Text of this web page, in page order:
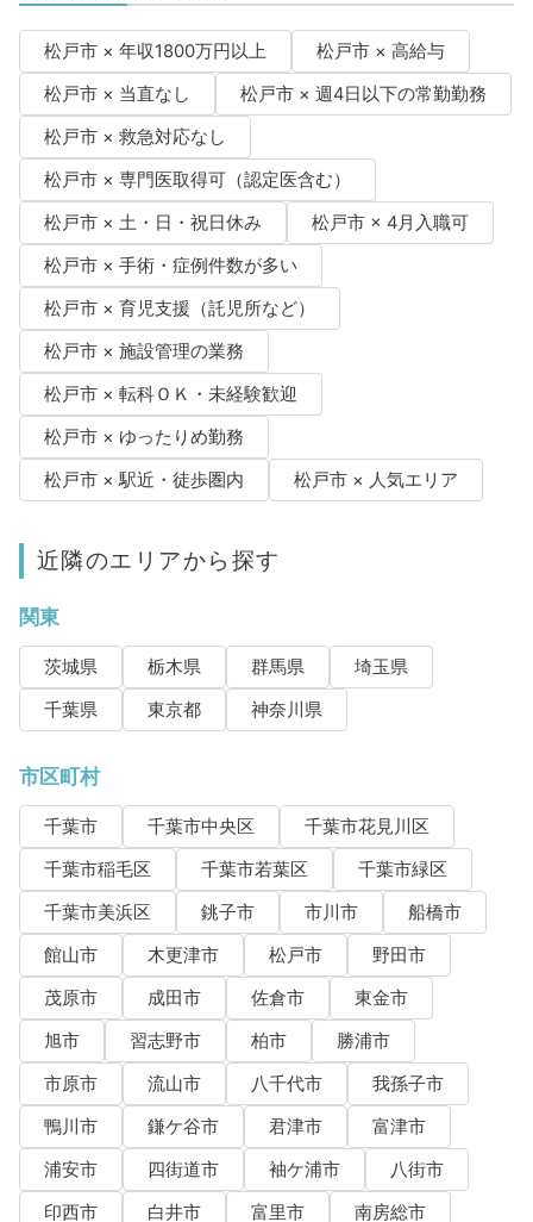
松戸市 × 年収1800万円以上
松戸市 × 高給与
松戸市 × 当直なし
松戸市 × 週4日以下の常勤勤務
松戸市 × 救急対応なし
松戸市 × 専門医取得可（認定医含む）
松戸市 × 土・日・祝日休み
松戸市 × 4月入職可
松戸市 × 手術・症例件数が多い
松戸市 × 育児支援（託児所など）
松戸市 × 施設管理の業務
松戸市 × 転科ＯＫ・未経験歓迎
松戸市 × ゆったりめ勤務
松戸市 × 駅近・徒歩圏内
松戸市 × 人気エリア
近隣のエリアから探す
関東
茨城県 栃木県 群馬県
埼玉県
千葉県
東京都 神奈川県
市区町村
千葉市 千葉市中央区
千葉市花見川区
千葉市稲毛区
千葉市若葉区
千葉市緑区
千葉市美浜区
銚子市 市川市
船橋市
館山市
木更津市 松戸市
野田市
茂原市
成田市 佐倉市
東金市
旭市
習志野市 柏市
勝浦市
市原市
流山市 八千代市
我孫子市
鴨川市
鎌ケ谷市 君津市
富津市
浦安市
四街道市 袖ケ浦市
八街市
印西市
白井市 富里市
南房総市